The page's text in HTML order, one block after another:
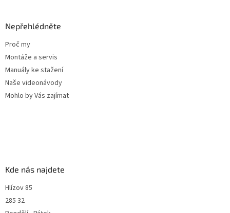
Nepřehlédněte
Proč my
Montáže a servis
Manuály ke stažení
Naše videonávody
Mohlo by Vás zajímat
Kde nás najdete
Hlízov 85
285 32